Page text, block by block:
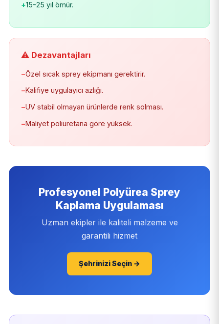
+15-25 yıl ömür.
⚠️ Dezavantajları
−Özel sıcak sprey ekipmanı gerektirir.
−Kalifiye uygulayıcı azlığı.
−UV stabil olmayan ürünlerde renk solması.
−Maliyet poliüretana göre yüksek.
Profesyonel Polyürea Sprey
Kaplama Uygulaması
Uzman ekipler ile kaliteli malzeme ve
garantili hizmet
Şehrinizi Seçin →